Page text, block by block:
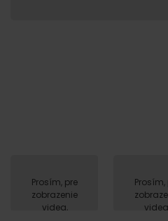
Prosím, pre
zobrazenie
videa,
Prosím,